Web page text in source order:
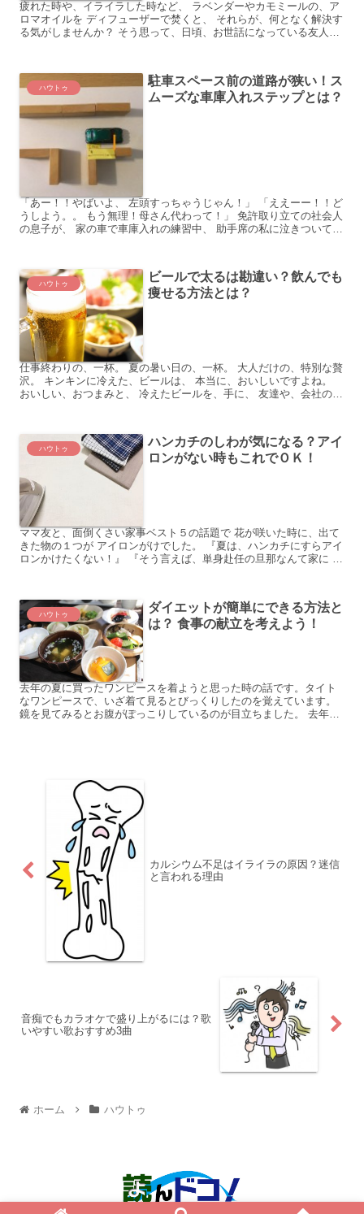
疲れた時や、イライラした時など、 ラベンダーやカモミールの、ア
ロマオイルを ディフューザーで焚くと、 それらが、何となく解決す
る気がしませんか？ そう思って、日頃、お世話になっている友人に
ハウトゥ
駐車スペース前の道路が狭い！ス
ムーズな車庫入れステップとは？
「あー！！やばいよ、 左頭すっちゃうじゃん！」 「ええーー！！ど
うしよう。。 もう無理！母さん代わって！」 免許取り立ての社会人
の息子が、 家の車で車庫入れの練習中、 助手席の私に泣きついてき
ハウトゥ
ビールで太るは勘違い？飲んでも
痩せる方法とは？
仕事終わりの、一杯。 夏の暑い日の、一杯。 大人だけの、特別な贅
沢。 キンキンに冷えた、ビールは、 本当に、おいしいですよね。
おいしい、おつまみと、 冷えたビールを、手に、 友達や、会社の仲
ハウトゥ
ハンカチのしわが気になる？アイ
ロンがない時もこれでＯＫ！
ママ友と、面倒くさい家事ベスト５の話題で 花が咲いた時に、出て
きた物の１つが アイロンがけでした。 『夏は、ハンカチにすらアイ
ロンかけたくない！』 『そう言えば、単身赴任の旦那なんて家に
ハウトゥ
ダイエットが簡単にできる方法と
は？ 食事の献立を考えよう！
去年の夏に買ったワンピースを着ようと思った時の話です。タイト
なワンピースで、いざ着て見るとびっくりしたのを覚えています。
鏡を見てみるとお腹がぽっこりしているのが目立ちました。 去年と
カルシウム不足はイライラの原因？迷信
と言われる理由
音痴でもカラオケで盛り上がるには？歌
いやすい歌おすすめ3曲
ホーム ハウトゥ